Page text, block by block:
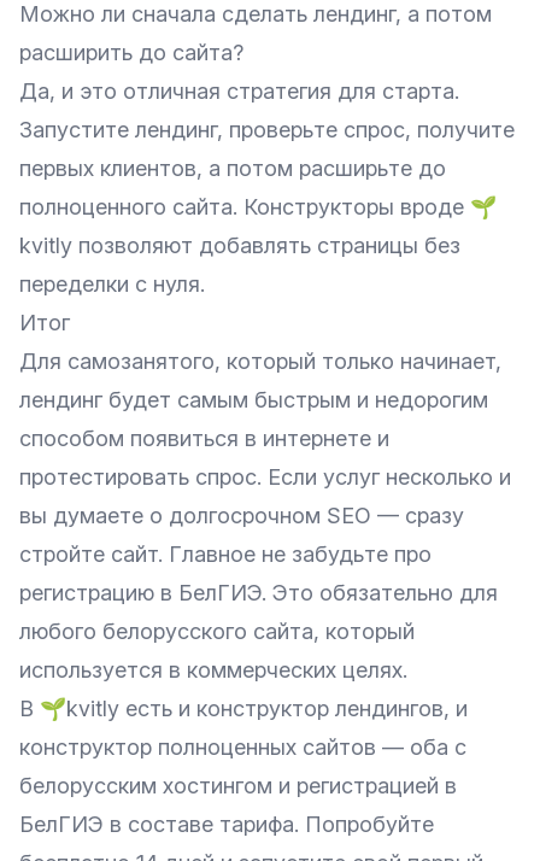
Можно ли сначала сделать лендинг, а потом
расширить до сайта?
Да, и это отличная стратегия для старта.
Запустите лендинг, проверьте спрос, получите
первых клиентов, а потом расширьте до
полноценного сайта. Конструкторы вроде 🌱
kvitly позволяют добавлять страницы без
переделки с нуля.
Итог
Для самозанятого, который только начинает,
лендинг будет самым быстрым и недорогим
способом появиться в интернете и
протестировать спрос. Если услуг несколько и
вы думаете о долгосрочном SEO — сразу
стройте сайт. Главное не забудьте про
регистрацию в БелГИЭ. Это обязательно для
любого белорусского сайта, который
используется в коммерческих целях.
В 🌱kvitly есть и конструктор лендингов, и
конструктор полноценных сайтов — оба с
белорусским хостингом и регистрацией в
БелГИЭ в составе тарифа. Попробуйте